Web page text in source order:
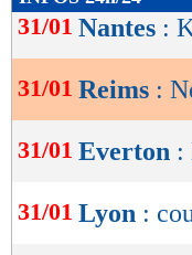
de
OK
31/01 Nantes :
31/01 Reims :
31/01 Everton :
31/01 Lyon :